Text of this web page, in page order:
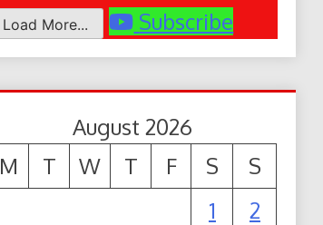
Load More... Subscribe
August 2026
M
T W T F S
S
1
2